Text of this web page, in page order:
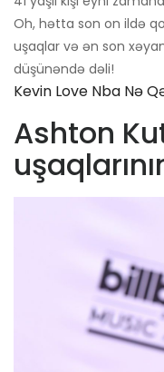
Oh, hətta son on ildə
uşaqlar və ən son
düşünəndə dəli!
Kevin Love Nba Nə
Ashton